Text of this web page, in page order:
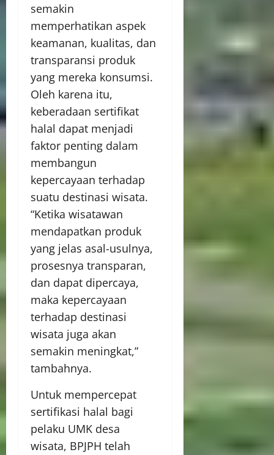
semakin
memperhatikan aspek
keamanan, kualitas, dan
transparansi produk
yang mereka konsumsi.
Oleh karena itu,
keberadaan sertifikat
halal dapat menjadi
faktor penting dalam
membangun
kepercayaan terhadap
suatu destinasi wisata.
“Ketika wisatawan
mendapatkan produk
yang jelas asal-usulnya,
prosesnya transparan,
dan dapat dipercaya,
maka kepercayaan
terhadap destinasi
wisata juga akan
semakin meningkat,”
tambahnya.
Untuk mempercepat
sertifikasi halal bagi
pelaku UMK desa
wisata, BPJPH telah